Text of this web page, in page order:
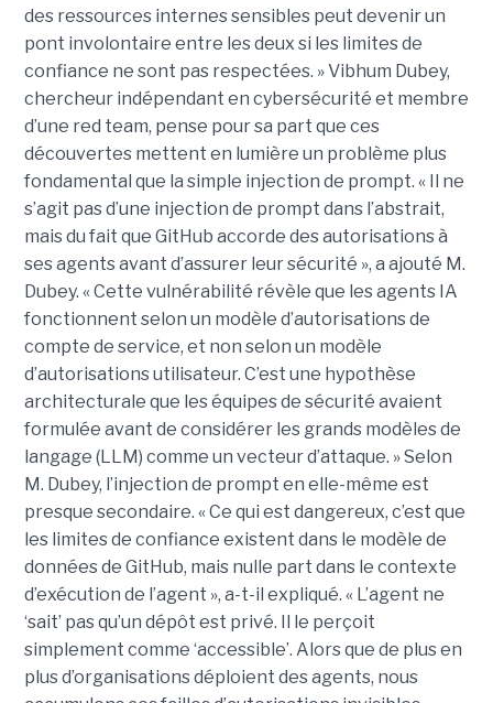
des ressources internes sensibles peut devenir un
pont involontaire entre les deux si les limites de
confiance ne sont pas respectées. » Vibhum Dubey,
chercheur indépendant en cybersécurité et membre
d’une red team, pense pour sa part que ces
découvertes mettent en lumière un problème plus
fondamental que la simple injection de prompt. « Il ne
s’agit pas d’une injection de prompt dans l’abstrait,
mais du fait que GitHub accorde des autorisations à
ses agents avant d’assurer leur sécurité », a ajouté M.
Dubey. « Cette vulnérabilité révèle que les agents IA
fonctionnent selon un modèle d’autorisations de
compte de service, et non selon un modèle
d’autorisations utilisateur. C’est une hypothèse
architecturale que les équipes de sécurité avaient
formulée avant de considérer les grands modèles de
langage (LLM) comme un vecteur d’attaque. » Selon
M. Dubey, l’injection de prompt en elle-même est
presque secondaire. « Ce qui est dangereux, c’est que
les limites de confiance existent dans le modèle de
données de GitHub, mais nulle part dans le contexte
d’exécution de l’agent », a-t-il expliqué. « L’agent ne
‘sait’ pas qu’un dépôt est privé. Il le perçoit
simplement comme ‘accessible’. Alors que de plus en
plus d’organisations déploient des agents, nous